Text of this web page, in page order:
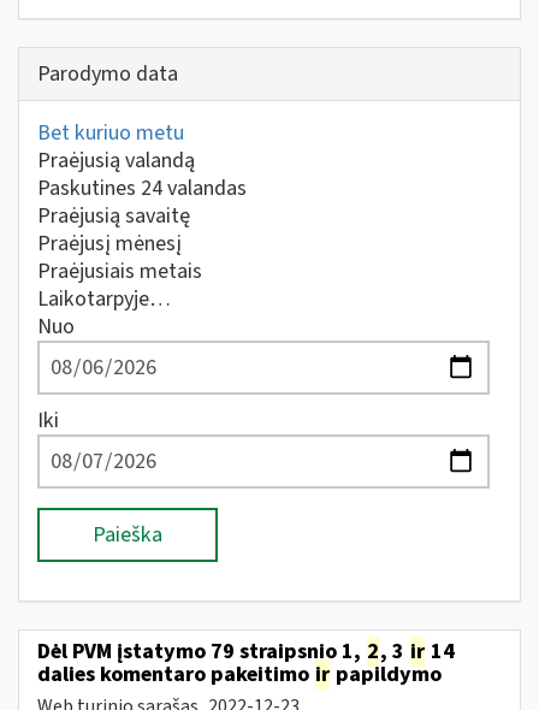
Parodymo data
Bet kuriuo metu
Praėjusią valandą
Paskutines 24 valandas
Praėjusią savaitę
Praėjusį mėnesį
Praėjusiais metais
Laikotarpyje…
Nuo
Iki
Paieška
Dėl PVM įstatymo 79 straipsnio 1, 2, 3 ir 14
dalies komentaro pakeitimo ir papildymo